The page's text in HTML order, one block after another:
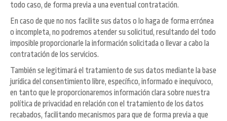
todo caso, de forma previa a una eventual contratación.
En caso de que no nos facilite sus datos o lo haga de forma errónea
o incompleta, no podremos atender su solicitud, resultando del todo
imposible proporcionarle la información solicitada o llevar a cabo la
contratación de los servicios.
También se legitimará el tratamiento de sus datos mediante la base
jurídica del consentimiento libre, específico, informado e inequívoco,
en tanto que le proporcionaremos información clara sobre nuestra
política de privacidad en relación con el tratamiento de los datos
recabados, facilitando mecanismos para que de forma previa a que